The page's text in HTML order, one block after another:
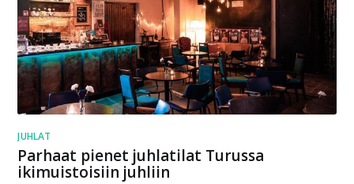
JUHLAT
Parhaat pienet juhlatilat Turussa
ikimuistoisiin juhliin